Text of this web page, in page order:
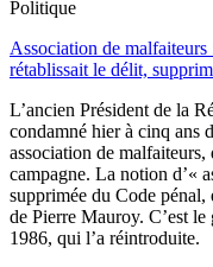
Politique
Association de
rétablissait le délit,
L’ancien Président de la
condamné hier à cinq ans
association de
campagne. La notion d’«
supprimée du Code
de Pierre Mauroy. C’est
1986, qui l’a réintroduite.